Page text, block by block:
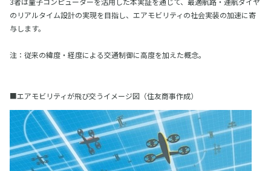
のリアルタイム設計の実現を目指し、エアモビリティの社会実装の加速に寄
与します。
注：従来の緯度・経度による交通制御に高度を加えた概念。
■エアモビリティが飛び交うイメージ図（住友商事作成）